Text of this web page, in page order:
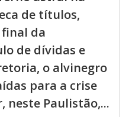
de títulos,
da
de dívidas e
o alvinegro
para a crise
neste Paulistão,...